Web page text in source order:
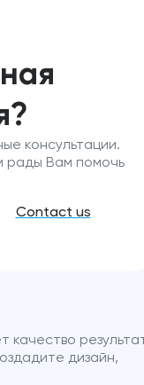
консультации.
рады Вам помочь
Contact us
качество
дизайн,